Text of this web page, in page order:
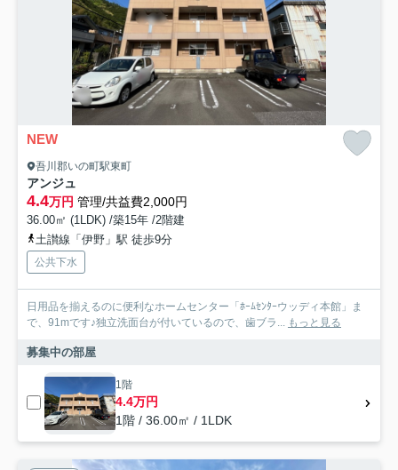
NEW
吾川郡いの町駅東町
アンジュ
4.4万円 管理/共益費2,000円
36.00㎡ (1LDK) /築15年 /2階建
土讃線「伊野」駅 徒歩9分
公共下水
日用品を揃えるのに便利なホームセンター「ﾎｰﾑｾﾝﾀｰウッディ本館」ま
で、91mです♪独立洗面台が付いているので、歯ブラ...
もっと見る
募集中の部屋
1階
4.4万円
1階 / 36.00㎡ / 1LDK